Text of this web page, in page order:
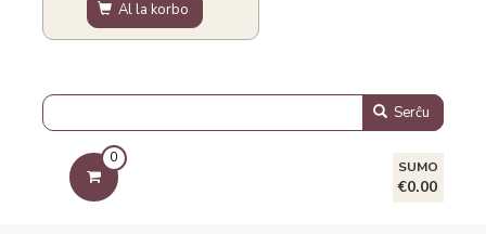
Al la korbo
Serĉu
0
SUMO
€0.00